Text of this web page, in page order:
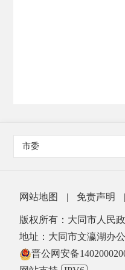
市委
网站地图 | 免责声明 |
版权所有：大同市人民
地址：大同市文瀛湖办
晋公网安备